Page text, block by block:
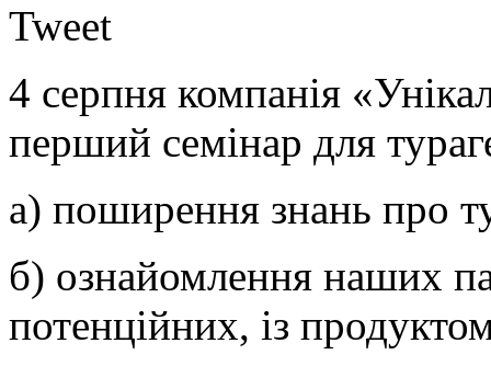
Tweet
4 серпня компанія
перший семінар для
а) поширення знань про
б) ознайомлення наших
потенційних, із